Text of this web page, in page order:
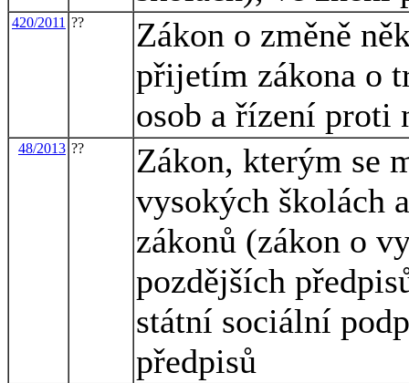
420/2011 ??
Zákon o změně
přijetím zákona o
osob a řízení proti
48/2013 ??
Zákon, kterým se
vysokých školách
zákonů (zákon o
pozdějších
státní sociální
předpisů